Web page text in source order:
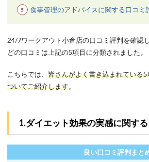
4.全額
返金
入し
る
3.5
5.会社
の行
も手
ぶら
で通
える
4
食事管理のアドバイスに関する口コミ
24/7ワークアウト小倉店の口コミ評判を確認
どの口コミは上記の5項目に分類されました。
こちらでは、 皆さんがよく書き込まれている
ついてご紹介します。
1.ダイエット効果の実感に関す
良い口コミ評判まと